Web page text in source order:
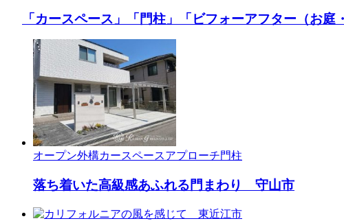
「カースペース」 「門柱」 「ビフォーアフター（お庭
オープン外構カースペースアプローチ門柱
落ち着いた高級感あふれる門まわり 守山市